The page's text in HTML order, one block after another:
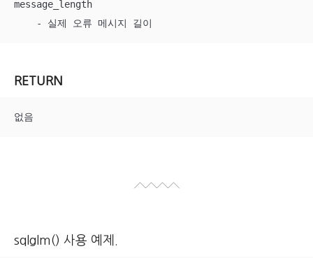
message_length
    - 실제 오류 메시지 길이
RETURN
없음
sqlglm() 사용 예제.